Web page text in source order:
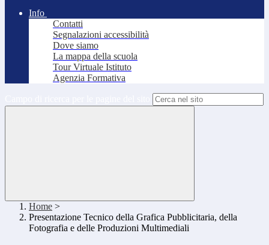
Info
Contatti
Segnalazioni accessibilità
Dove siamo
La mappa della scuola
Tour Virtuale Istituto
Agenzia Formativa
Home >
Presentazione Tecnico della Grafica Pubblicitaria, della
Fotografia e delle Produzioni Multimediali